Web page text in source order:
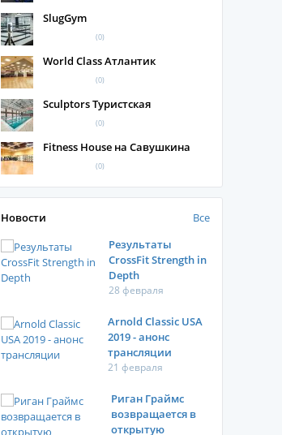
SlugGym
(0)
World Class Атлантик
(0)
Sculptors Туристская
(0)
Fitness House на Савушкина
(0)
Новости
Все
Результаты
CrossFit Strength in
Depth
28 февраля
Arnold Classic USA
2019 - анонс
трансляции
21 февраля
Риган Граймс
возвращается в
открытую